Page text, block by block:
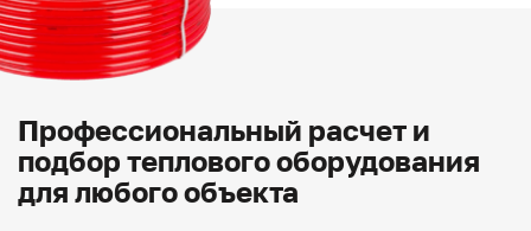
Профессиональный расчет и
подбор теплового оборудования
для любого объекта